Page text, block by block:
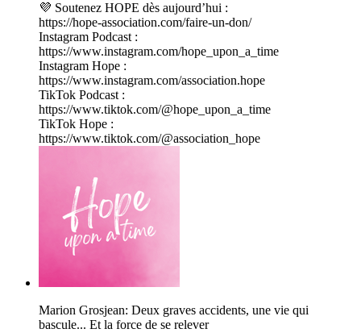
💜 Soutenez HOPE dès aujourd’hui :
https://hope-association.com/faire-un-don/
Instagram Podcast :
https://www.instagram.com/hope_upon_a_time
Instagram Hope :
https://www.instagram.com/association.hope
TikTok Podcast :
https://www.tiktok.com/@hope_upon_a_time
TikTok Hope :
https://www.tiktok.com/@association_hope
Marion Grosjean: Deux graves accidents, une vie qui
bascule... Et la force de se relever